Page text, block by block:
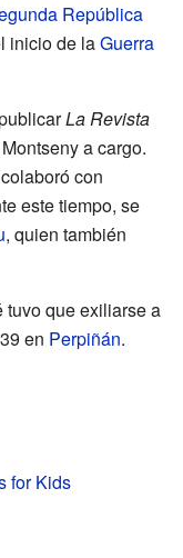
República
inicio de laGuerra
La Revista
a cargo.
con
este tiempo, se
, quien también
tuvo que exiliarse a
en Perpiñán.
for Kids